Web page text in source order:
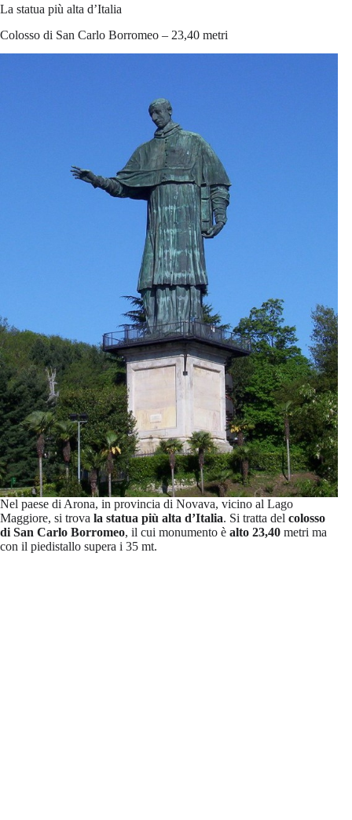
La statua più alta d’Italia
Colosso di San Carlo Borromeo – 23,40 metri
Nel paese di Arona, in provincia di Novava, vicino al Lago
Maggiore, si trova la statua più alta d’Italia. Si tratta del colosso
di San Carlo Borromeo, il cui monumento è alto 23,40 metri ma
con il piedistallo supera i 35 mt.